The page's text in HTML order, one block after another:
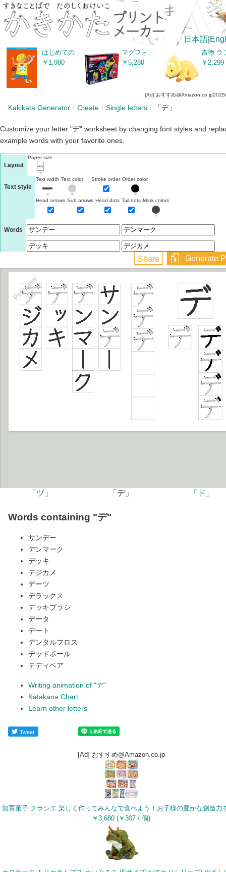
日本語
Kakikata Generator Create Single letters 「デ」
Customize your letter "デ" worksheet by changing font styles and
example words with your favorite ones.
Layout
Paper size
Text style
Text width Text color Stroke order Order color
Head arrows Sub arrows Head dots Tail dots Mark colors
Words
Preview
1/1
「ヅ」 「デ」 「ド」
Words containing "デ"
サンデー
デンマーク
デッキ
デジカメ
デーツ
デラックス
デッキブラシ
データ
デート
デンタルフロス
デッドボール
テディベア
Writing animation of "デ"
Katakana Chart
Learn other letters
Tweet
[Ad] おすすめ@Amazon.co.jp
￥3,680 (￥307 / 個)
はじめての からだえほん
￥1,980
マグフォーマー 30ピース スタンダードセット MAGFORMERS マグネットブロック 創造力を育てる知育玩具 【30ピース】 [並行輸入品]
￥5,280
￥2,299
[Ad] おすすめ@Amazon.co.jp